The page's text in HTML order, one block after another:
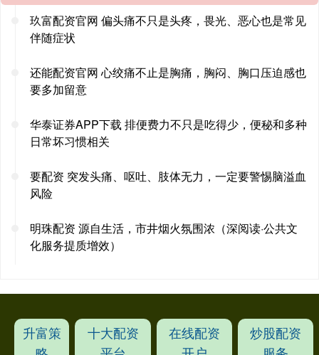
玖富配资官网 偏头痛不只是头疼，畏光、恶心也是常见
伴随症状
还能配资官网 心绞痛不止是胸痛，胸闷、胸口压迫感也
要多加留意
华泰证券APP下载 排便费力不只是吃得少，便秘和多种
日常坏习惯相关
要配资 突发头痛、呕吐、肢体无力，一定要警惕脑溢血
风险
明珠配资 源自生活，市井烟火氛围浓（深阅读·公共文
化服务提质增效）
升富策
十大配资
在线配资
炒股配资